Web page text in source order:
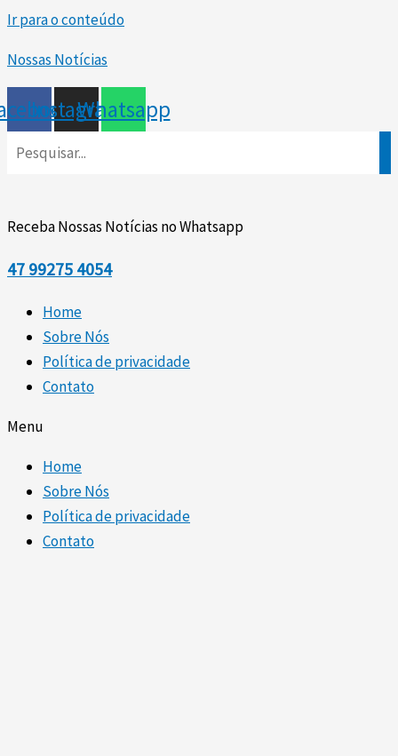
Ir para o conteúdo
Nossas Notícias
InstagramWhatsapp
Receba Nossas Notícias no Whatsapp
47 99275 4054
Home
Sobre Nós
Política de privacidade
Contato
Menu
Home
Sobre Nós
Política de privacidade
Contato